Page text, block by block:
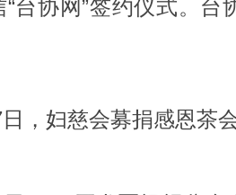
台协网”签约仪式。台
，妇慈会募捐感恩茶